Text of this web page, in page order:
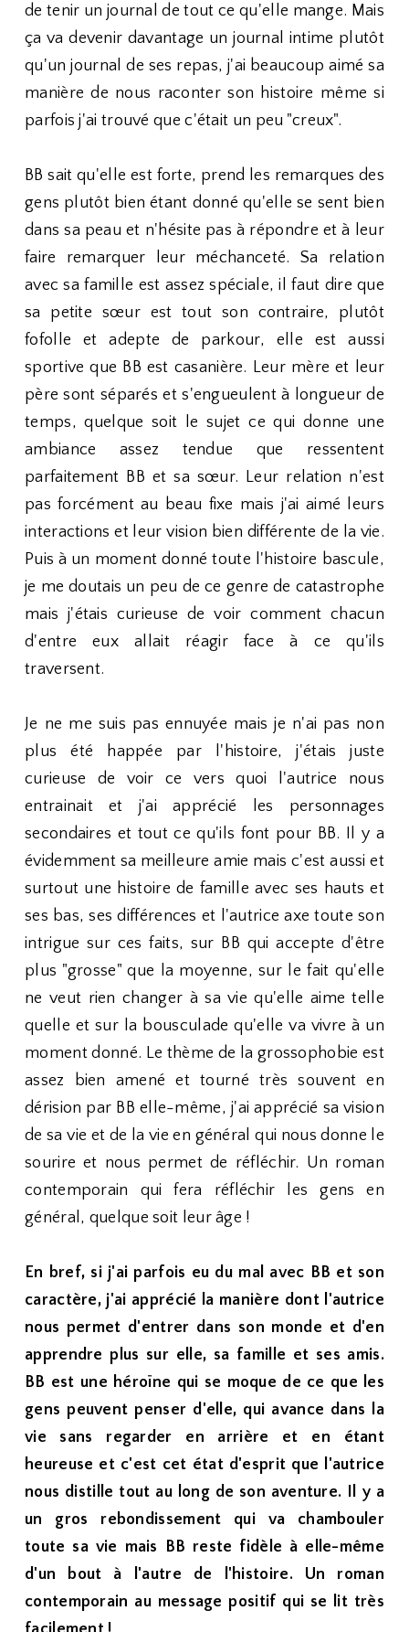
de tenir un journal de tout ce qu'elle mange. Mais
ça va devenir davantage un journal intime plutôt
qu'un journal de ses repas, j'ai beaucoup aimé sa
manière de nous raconter son histoire même si
parfois j'ai trouvé que c'était un peu "creux".
BB sait qu'elle est forte, prend les remarques des
gens plutôt bien étant donné qu'elle se sent bien
dans sa peau et n'hésite pas à répondre et à leur
faire remarquer leur méchanceté. Sa relation
avec sa famille est assez spéciale, il faut dire que
sa petite sœur est tout son contraire, plutôt
fofolle et adepte de parkour, elle est aussi
sportive que BB est casanière. Leur mère et leur
père sont séparés et s'engueulent à longueur de
temps, quelque soit le sujet ce qui donne une
ambiance assez tendue que ressentent
parfaitement BB et sa sœur. Leur relation n'est
pas forcément au beau fixe mais j'ai aimé leurs
interactions et leur vision bien différente de la vie.
Puis à un moment donné toute l'histoire bascule,
je me doutais un peu de ce genre de catastrophe
mais j'étais curieuse de voir comment chacun
d'entre eux allait réagir face à ce qu'ils
traversent.
Je ne me suis pas ennuyée mais je n'ai pas non
plus été happée par l'histoire, j'étais juste
curieuse de voir ce vers quoi l'autrice nous
entrainait et j'ai apprécié les personnages
secondaires et tout ce qu'ils font pour BB. Il y a
évidemment sa meilleure amie mais c'est aussi et
surtout une histoire de famille avec ses hauts et
ses bas, ses différences et l'autrice axe toute son
intrigue sur ces faits, sur BB qui accepte d'être
plus "grosse" que la moyenne, sur le fait qu'elle
ne veut rien changer à sa vie qu'elle aime telle
quelle et sur la bousculade qu'elle va vivre à un
moment donné. Le thème de la grossophobie est
assez bien amené et tourné très souvent en
dérision par BB elle-même, j'ai apprécié sa vision
de sa vie et de la vie en général qui nous donne le
sourire et nous permet de réfléchir. Un roman
contemporain qui fera réfléchir les gens en
général, quelque soit leur âge !
En bref, si j'ai parfois eu du mal avec BB et son
caractère, j'ai apprécié la manière dont l'autrice
nous permet d'entrer dans son monde et d'en
apprendre plus sur elle, sa famille et ses amis.
BB est une héroïne qui se moque de ce que les
gens peuvent penser d'elle, qui avance dans la
vie sans regarder en arrière et en étant
heureuse et c'est cet état d'esprit que l'autrice
nous distille tout au long de son aventure. Il y a
un gros rebondissement qui va chambouler
toute sa vie mais BB reste fidèle à elle-même
d'un bout à l'autre de l'histoire. Un roman
contemporain au message positif qui se lit très